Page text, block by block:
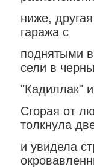
ниже,
гаража с
поднятыми
сели в
"Кадиллак"
Сгорая от
толкнула
и увидела